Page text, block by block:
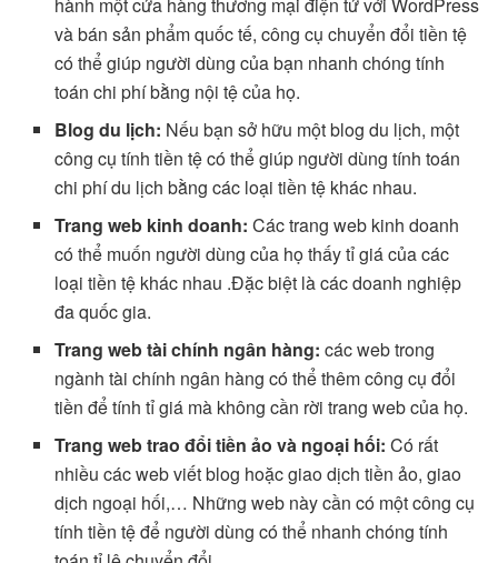
và bán sản phẩm quốc tế, công cụ chuyển đổi tiền tệ
có thể giúp người dùng của bạn nhanh chóng tính
toán chi phí bằng nội tệ của họ.
Blog du lịch: Nếu bạn sở hữu một blog du lịch, một
công cụ tính tiền tệ có thể giúp người dùng tính toán
chi phí du lịch bằng các loại tiền tệ khác nhau.
Trang web kinh doanh: Các trang web kinh doanh
có thể muốn người dùng của họ thấy tỉ giá của các
loại tiền tệ khác nhau .Đặc biệt là các doanh nghiệp
đa quốc gia.
Trang web tài chính ngân hàng: các web trong
ngành tài chính ngân hàng có thể thêm công cụ đổi
tiền để tính tỉ giá mà không cần rời trang web của họ.
Trang web trao đổi tiền ảo và ngoại hối: Có rất
nhiều các web viết blog hoặc giao dịch tiền ảo, giao
dịch ngoại hối,… Những web này cần có một công cụ
tính tiền tệ để người dùng có thể nhanh chóng tính